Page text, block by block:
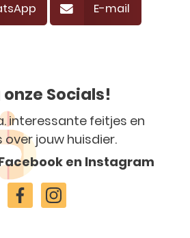
E-mail
Socials!
interessante feitjes en
over jouw huisdier.
en Instagram